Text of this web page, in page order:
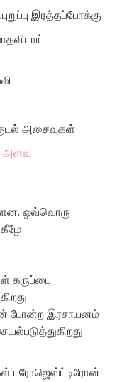
இரத்தப்போக்கு
அசைவுகள்
அளவு
ஒவ்வொரு
கருப்பை
போன்ற இரசாயனம்
புரோஜெஸ்ட்டிரோன்